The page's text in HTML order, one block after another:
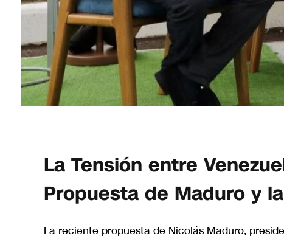
La Tensión entre
Propuesta de Maduro y
La reciente propuesta de Nicolás Maduro,